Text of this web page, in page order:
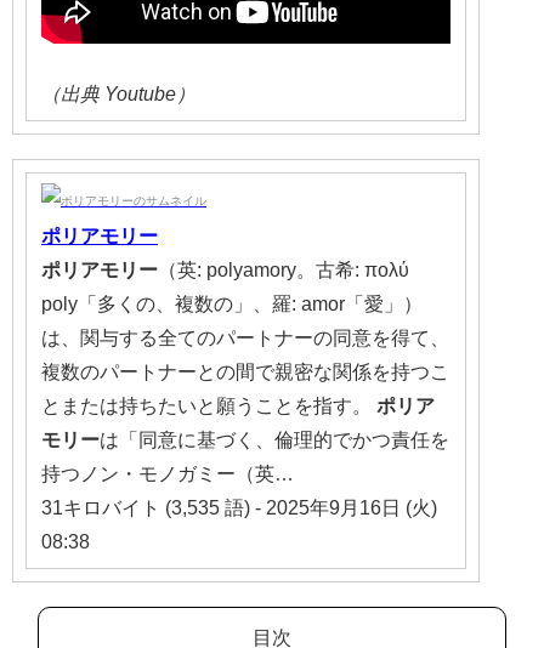
（出典 Youtube）
ポリアモリー
ポリアモリー （英: polyamory。古希: πολύ
poly「多くの、複数の」、羅: amor「愛」）
は、関与する全てのパートナーの同意を得て、
複数のパートナーとの間で親密な関係を持つこ
とまたは持ちたいと願うことを指す。 ポリア
モリーは「同意に基づく、倫理的でかつ責任を
持つノン・モノガミー（英…
31キロバイト (3,535 語) - 2025年9月16日 (火)
08:38
目次